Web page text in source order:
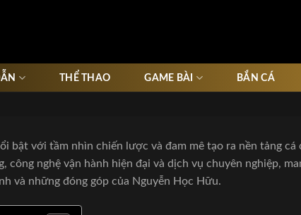
THỂ THAO GAME BÀI BẮN CÁ
bật với tầm nhìn chiến lược và đam mê tạo ra nền tảng
công nghệ vận hành hiện đại và dịch vụ chuyên nghiệp,
và những đóng góp của Nguyễn Học Hữu.